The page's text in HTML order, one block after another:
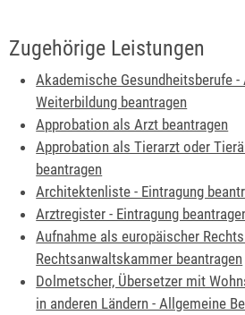
Zugehörige Leistungen
Akademische Gesundheitsberufe -
Weiterbildung beantragen
Approbation als Arzt beantragen
Approbation als Tierarzt oder
beantragen
Architektenliste - Eintragung
Arztregister - Eintragung
Aufnahme als europäischer
Rechtsanwaltskammer beantragen
Dolmetscher, Übersetzer mit
in anderen Ländern - Allgemeine